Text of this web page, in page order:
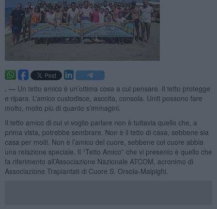
. — Un tetto amico è un’ottima cosa a cui pensare. Il tetto protegge
e ripara. L’amico custodisce, ascolta, consola. Uniti possono fare
molto, molto più di quanto s’immagini.
Il tetto amico di cui vi voglio parlare non è tuttavia quello che, a
prima vista, potrebbe sembrare. Non è il tetto di casa, sebbene sia
casa per molti. Non è l’amico del cuore, sebbene col cuore abbia
una relazione speciale. Il “Tetto Amico” che vi presento è quello che
fa riferimento all’Associazione Nazionale ATCOM, acronimo di
Associazione Trapiantati di Cuore S. Orsola-Malpighi.